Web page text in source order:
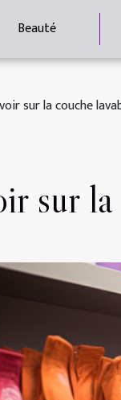
Beauté
sur la couche
sur